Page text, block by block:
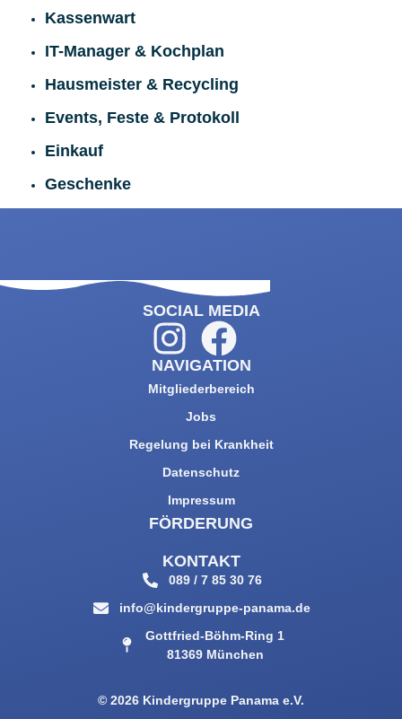
Kassenwart
IT-Manager & Kochplan
Hausmeister & Recycling
Events, Feste & Protokoll
Einkauf
Geschenke
SOCIAL MEDIA
NAVIGATION
Mitgliederbereich
Jobs
Regelung bei Krankheit
Datenschutz
Impressum
FÖRDERUNG
KONTAKT
089 / 7 85 30 76
info@kindergruppe-panama.de
Gottfried-Böhm-Ring 1
81369 München
© 2026 Kindergruppe Panama e.V.